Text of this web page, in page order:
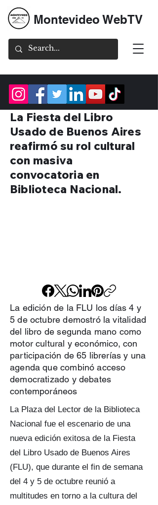
Montevideo WebTV
La Fiesta del Libro
Usado de Buenos Aires
reafirmó su rol cultural
con masiva
convocatoria en
Biblioteca Nacional.
La edición de la FLU los días 4 y
5 de octubre demostró la vitalidad
del libro de segunda mano como
motor cultural y económico, con
participación de 65 librerías y una
agenda que combinó acceso
democratizado y debates
contemporáneos
La Plaza del Lector de la Biblioteca
Nacional fue el escenario de una
nueva edición exitosa de la Fiesta
del Libro Usado de Buenos Aires
(FLU), que durante el fin de semana
del 4 y 5 de octubre reunió a
multitudes en torno a la cultura del